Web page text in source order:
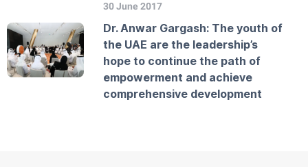
30 June 2017
Dr. Anwar Gargash: The youth of
the UAE are the leadership’s
hope to continue the path of
empowerment and achieve
comprehensive development